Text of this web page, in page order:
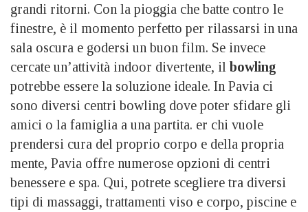
grandi ritorni. Con la pioggia che batte contro le
finestre, è il momento perfetto per rilassarsi in una
sala oscura e godersi un buon film. Se invece
cercate un’attività indoor divertente, il bowling
potrebbe essere la soluzione ideale. In Pavia ci
sono diversi centri bowling dove poter sfidare gli
amici o la famiglia a una partita. er chi vuole
prendersi cura del proprio corpo e della propria
mente, Pavia offre numerose opzioni di centri
benessere e spa. Qui, potrete scegliere tra diversi
tipi di massaggi, trattamenti viso e corpo, piscine e